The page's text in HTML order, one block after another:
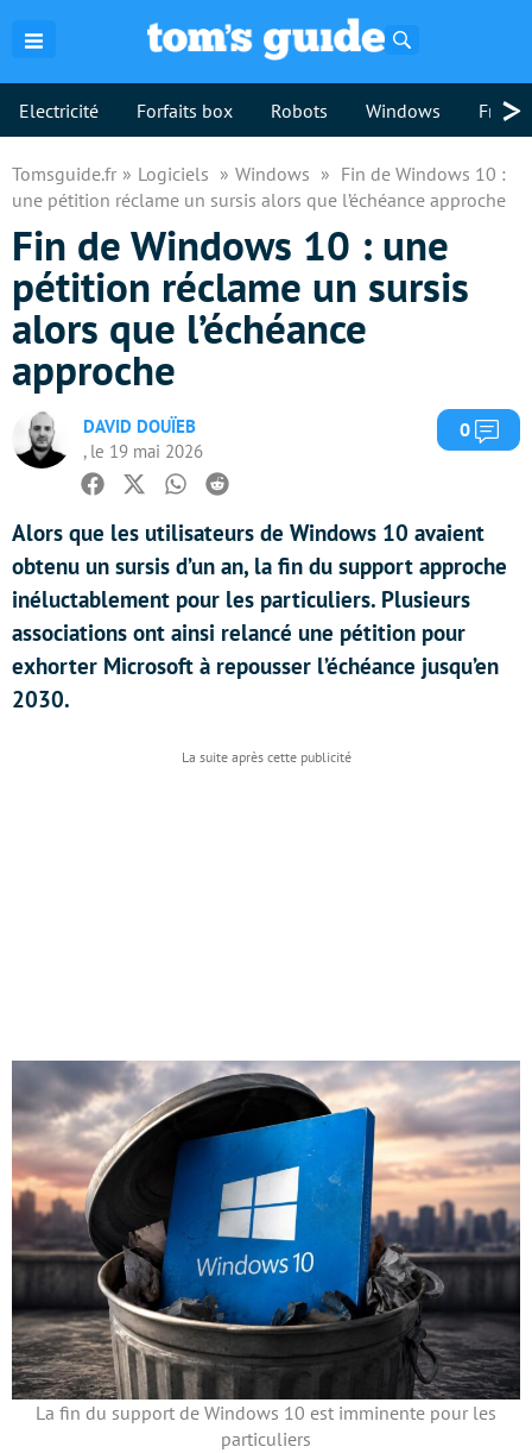
Electricité Forfaits box Robots Windows >
Tomsguide.fr Logiciels Windows
Fin de Windows 10 :
une pétition réclame un sursis alors que l’échéance approche
Fin de Windows 10 : une
pétition réclame un sursis
alors que l’échéance
approche
DAVID DOUÏEB
, le 19 mai 2026
0
Facebook
TwitterWhatsapp
Reddit
Alors que les utilisateurs de Windows 10 avaient
obtenu un sursis d’un an, la fin du support approche
inéluctablement pour les particuliers. Plusieurs
associations ont ainsi relancé une pétition pour
exhorter Microsoft à repousser l’échéance jusqu’en
2030.
La fin du support de Windows 10 est imminente pour les
particuliers